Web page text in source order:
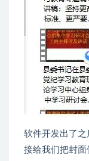
软件开发出了
接给我们把封